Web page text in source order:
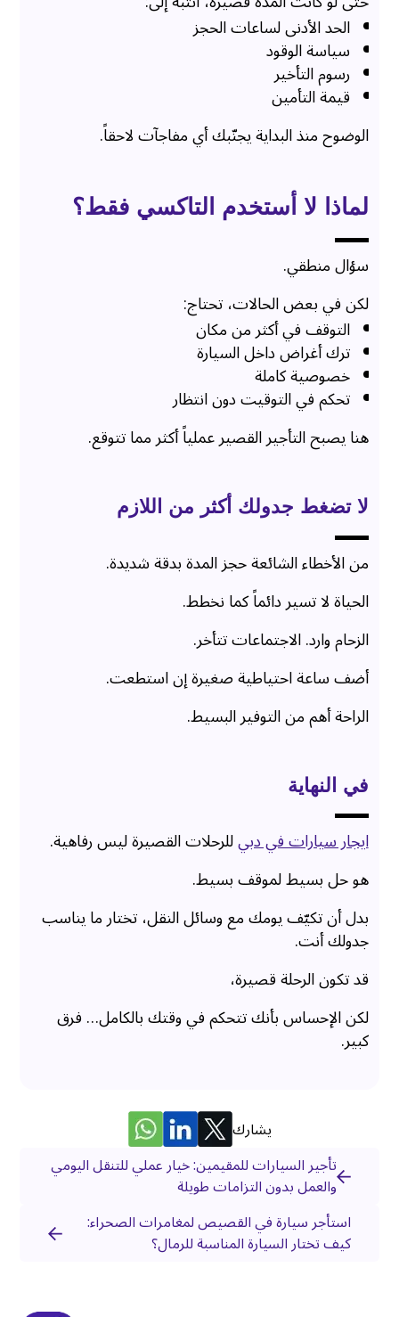
الحد الأدنى لساعات الحجز
سياسة الوقود
رسوم التأخير
قيمة التأمين
الوضوح منذ البداية يجنّبك أي مفاجآت لاحقاً.
لماذا لا أستخدم التاكسي فقط؟
سؤال منطقي.
لكن في بعض الحالات، تحتاج:
التوقف في أكثر من مكان
ترك أغراض داخل السيارة
خصوصية كاملة
تحكم في التوقيت دون انتظار
هنا يصبح التأجير القصير عملياً أكثر مما تتوقع.
لا تضغط جدولك أكثر من اللازم
من الأخطاء الشائعة حجز المدة بدقة شديدة.
الحياة لا تسير دائماً كما نخطط.
الزحام وارد. الاجتماعات تتأخر.
أضف ساعة احتياطية صغيرة إن استطعت.
الراحة أهم من التوفير البسيط.
في النهاية
ايجار سيارات في دبيللرحلات القصيرة ليس رفاهية.
هو حل بسيط لموقف بسيط.
بدل أن تكيّف يومك مع وسائل النقل، تختار ما يناسب
جدولك أنت.
قد تكون الرحلة قصيرة،
لكن الإحساس بأنك تتحكم في وقتك بالكامل… فرق
كبير.
يشارك
تأجير السيارات للمقيمين: خيار عملي للتنقل اليومي
والعمل بدون التزامات طويلة
استأجر سيارة في القصيص لمغامرات الصحراء:
كيف تختار السيارة المناسبة للرمال؟